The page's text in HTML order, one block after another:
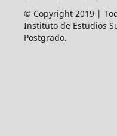
© Copyright 2019 |
Instituto de Estudios
Postgrado.